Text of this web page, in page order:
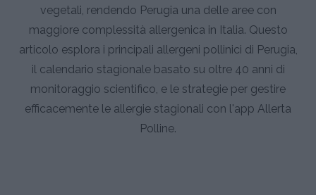
vegetali, rendendo Perugia una delle aree con
maggiore complessità allergenica in Italia. Questo
articolo esplora i principali allergeni pollinici di Perugia,
il calendario stagionale basato su oltre 40 anni di
monitoraggio scientifico, e le strategie per gestire
efficacemente le allergie stagionali con l'app Allerta
Polline.